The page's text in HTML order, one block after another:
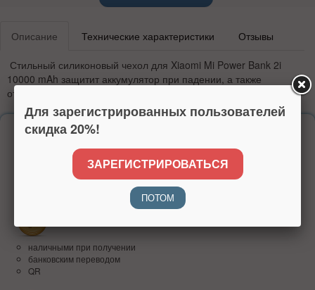
Описание Технические характеристики Отзывы
Стильный силиконовый чехол для Xiaomi Mi Power Bank 2i
10000 mAh защитит аккумулятор при падении, а также
от
Надежность
более 15 лет на рынке
высокий рейтинг
доверие покупателей по всей России
наличными при получении
банковским переводом
QR
Для зарегистрированных пользователей
скидка 20%!
ЗАРЕГИСТРИРОВАТЬСЯ
ПОТОМ